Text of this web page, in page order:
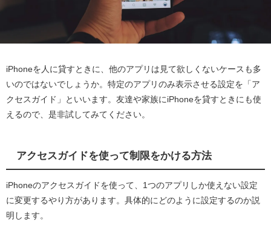
iPhoneを人に貸すときに、他のアプリは見て欲しくないケースも多
いのではないでしょうか。特定のアプリのみ表示させる設定を「ア
クセスガイド」といいます。友達や家族にiPhoneを貸すときにも使
えるので、是非試してみてください。
アクセスガイドを使って制限をかける方法
iPhoneのアクセスガイドを使って、1つのアプリしか使えない設定
に変更するやり方があります。具体的にどのように設定するのか説
明します。